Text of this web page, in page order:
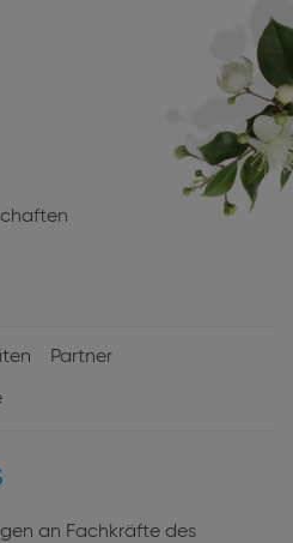
Partner
an Fachkräfte des